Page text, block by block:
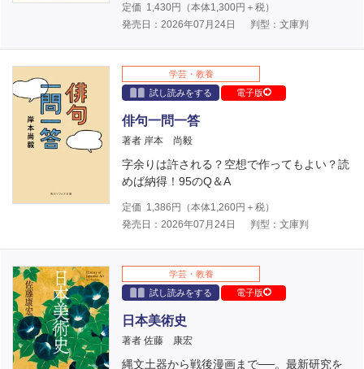
定価 1,430円（本体1,300円＋税）
発売日：2026年07月24日
判型：文庫判
学芸・教養
試し読みをする
電子版
俳句一問一答
著者 岸本 尚毅
字余りは許される？空想で作ってもよい？読
めば納得！95のQ＆A
定価 1,386 円（本体1,260円＋税）
発売日：2026年07月24日
判型：文庫判
学芸・教養
試し読みをする
電子版
日本美術史
著者 佐藤 康宏
縄文土器から戦後漫画まで──。最新研究を